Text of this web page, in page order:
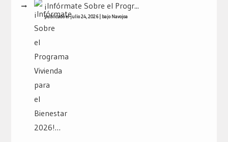
¡Infórmate Sobre el Progr...
publicado el julio 24, 2026| bajo Navojoa